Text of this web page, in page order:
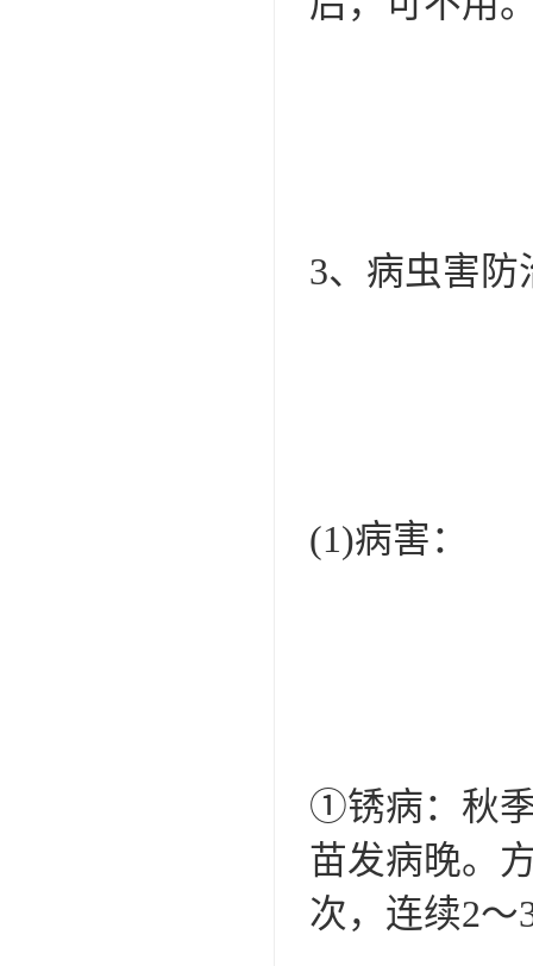
3、病虫害防
(1)病害：
①锈病：秋
苗发病晚。
次，连续2～